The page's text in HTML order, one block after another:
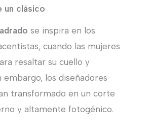
un clásico
se inspira en los
cuando las mujeres
resaltar su cuello y
embargo, los diseñadores
transformado en un corte
y altamente fotogénico.